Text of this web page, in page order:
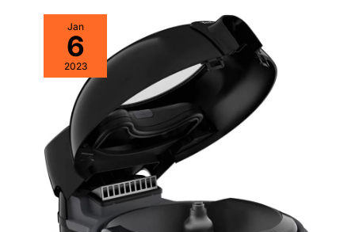
de plats, du congelé aux
délices gourmands.
D’autres coloris sont
disponibles pour l’AF34:
noir (AF34 BK), blanc et
noir (AF34 WG), noir et
doré (AF34 BG).
Jan
6
2023